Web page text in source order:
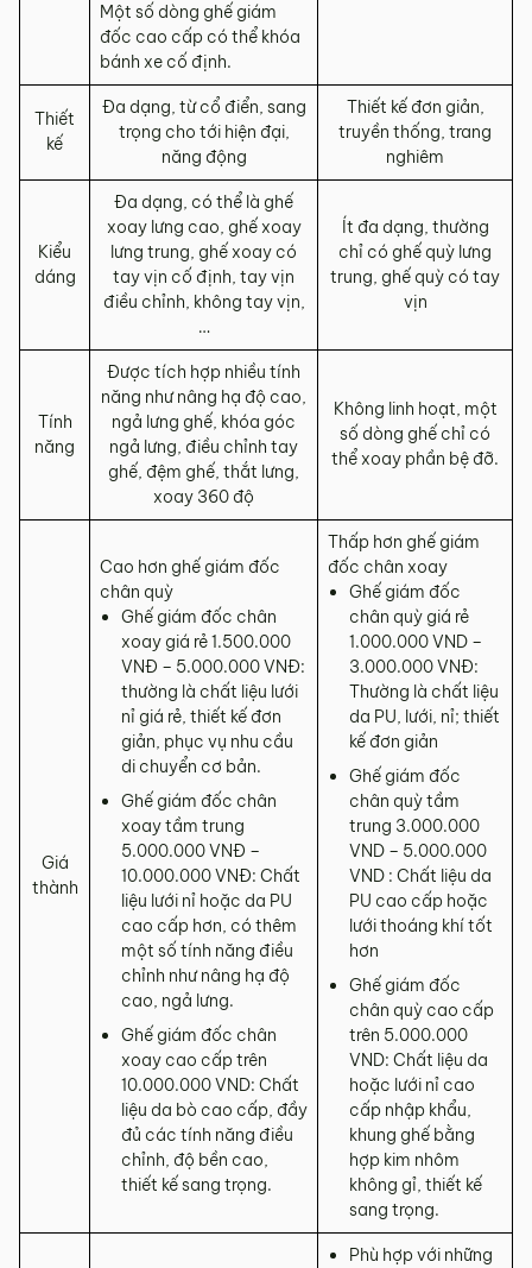
Một số dòng ghế giám
đốc cao cấp có thể khóa
bánh xe cố định.
Thiết
kế
Đa dạng, từ cổ điển, sang
trọng cho tới hiện đại,
năng động
Thiết kế đơn giản,
truyền thống, trang
nghiêm
Kiểu
dáng
Đa dạng, có thể là ghế
xoay lưng cao, ghế xoay
lưng trung, ghế xoay có
tay vịn cố định, tay vịn
điều chỉnh, không tay vịn,
…
Ít đa dạng, thường
chỉ có ghế quỳ lưng
trung, ghế quỳ có tay
vịn
Tính
năng
Được tích hợp nhiều tính
năng như nâng hạ độ cao,
ngả lưng ghế, khóa góc
ngả lưng, điều chỉnh tay
ghế, đệm ghế, thắt lưng,
xoay 360 độ
Không linh hoạt, một
số dòng ghế chỉ có
thể xoay phần bệ đỡ.
Giá
thành
Cao hơn ghế giám đốc
chân quỳ
Ghế giám đốc chân
xoay giá rẻ 1.500.000
VNĐ – 5.000.000 VNĐ:
thường là chất liệu lưới
nỉ giá rẻ, thiết kế đơn
giản, phục vụ nhu cầu
di chuyển cơ bản.
Ghế giám đốc chân
xoay tầm trung
5.000.000 VNĐ –
10.000.000 VNĐ: Chất
liệu lưới nỉ hoặc da PU
cao cấp hơn, có thêm
một số tính năng điều
chỉnh như nâng hạ độ
cao, ngả lưng.
Ghế giám đốc chân
xoay cao cấp trên
10.000.000 VND: Chất
liệu da bò cao cấp, đầy
đủ các tính năng điều
chỉnh, độ bền cao,
thiết kế sang trọng.
Thấp hơn ghế giám
đốc chân xoay
Ghế giám đốc
chân quỳ giá rẻ
1.000.000 VND –
3.000.000 VNĐ:
Thường là chất liệu
da PU, lưới, nỉ; thiết
kế đơn giản
Ghế giám đốc
chân quỳ tầm
trung 3.000.000
VND – 5.000.000
VND : Chất liệu da
PU cao cấp hoặc
lưới thoáng khí tốt
hơn
Ghế giám đốc
chân quỳ cao cấp
trên 5.000.000
VND: Chất liệu da
hoặc lưới nỉ cao
cấp nhập khẩu,
khung ghế bằng
hợp kim nhôm
không gỉ, thiết kế
sang trọng.
Phù hợp với những